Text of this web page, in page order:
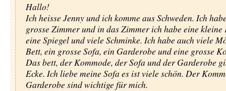
Hallo!
Ich heisse Jenny und ich komme aus Schweden. Ich
grosse Zimmer und in das Zimmer ich habe eine kleine
eine Spiegel und viele Schminke. Ich habe auch viele
Bett, ein grosse Sofa, ein Garderobe und eine grosse
Das bett, der Kommode, der Sofa und der Garderobe
Ecke. Ich liebe meine Sofa es ist viele schön. Der
Garderobe sind wichtige für mich.